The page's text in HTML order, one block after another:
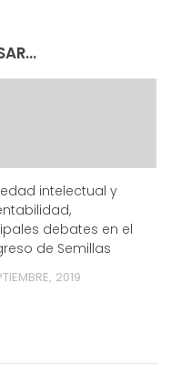
intelectual y
debates en el
de Semillas
2019